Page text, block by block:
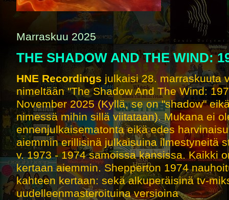
Marraskuu 2025
THE SHADOW AND THE WIND:
HNE Recordings julkaisi 28. marraskuuta
nimeltään "The Shadow And The Wind:
November 2025 (Kyllä, se on "shadow"
nimessä mihin sillä viitataan). Mukana ei
ennenjulkaisematonta eikä edes
aiemmin erillisinä julkaisuina ilmestyneitä
v. 1973 - 1974 samoissa kansissa. Kaikki
kertaan aiemmin. Shepperton 1974
kahteen kertaan: sekä alkuperäisinä tv-
uudelleenmasteroituina versioina